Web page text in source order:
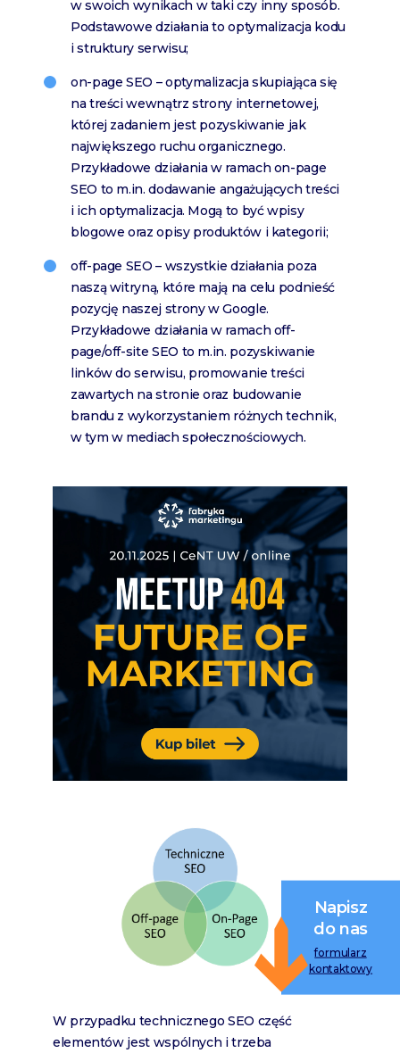
w swoich wynikach w taki czy inny sposób.
Podstawowe działania to optymalizacja kodu
i struktury serwisu;
on-page SEO – optymalizacja skupiająca się
na treści wewnątrz strony internetowej,
której zadaniem jest pozyskiwanie jak
największego ruchu organicznego.
Przykładowe działania w ramach on-page
SEO to m.in. dodawanie angażujących treści
i ich optymalizacja. Mogą to być wpisy
blogowe oraz opisy produktów i kategorii;
off-page SEO – wszystkie działania poza
naszą witryną, które mają na celu podnieść
pozycję naszej strony w Google.
Przykładowe działania w ramach off-
page/off-site SEO to m.in. pozyskiwanie
linków do serwisu, promowanie treści
zawartych na stronie oraz budowanie
brandu z wykorzystaniem różnych technik,
w tym w mediach społecznościowych.
Napisz
do nas
formularz
kontaktowy
W przypadku technicznego SEO część
elementów jest wspólnych i trzeba